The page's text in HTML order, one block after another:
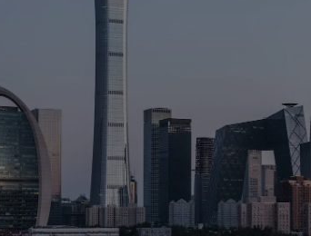
Nowe i powstające hotele
Konferencje i wydarzenia
Przedstawiamy ofertę
Meetings